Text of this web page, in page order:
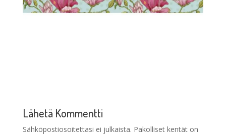
Lähetä Kommentti
Sähköpostiosoitettasi ei julkaista. Pakolliset kentät on